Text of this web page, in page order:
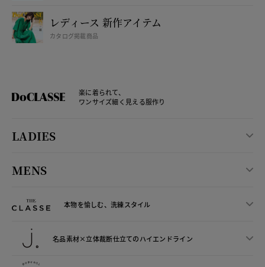
レディース 新作アイテム
カタログ掲載商品
楽に着られて、
ワンサイズ細く見える服作り
LADIES
MENS
本物を愉しむ、洗練スタイル
名品素材×立体裁断仕立てのハイエンドライン